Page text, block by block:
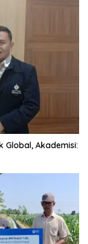
Global, Akademisi: